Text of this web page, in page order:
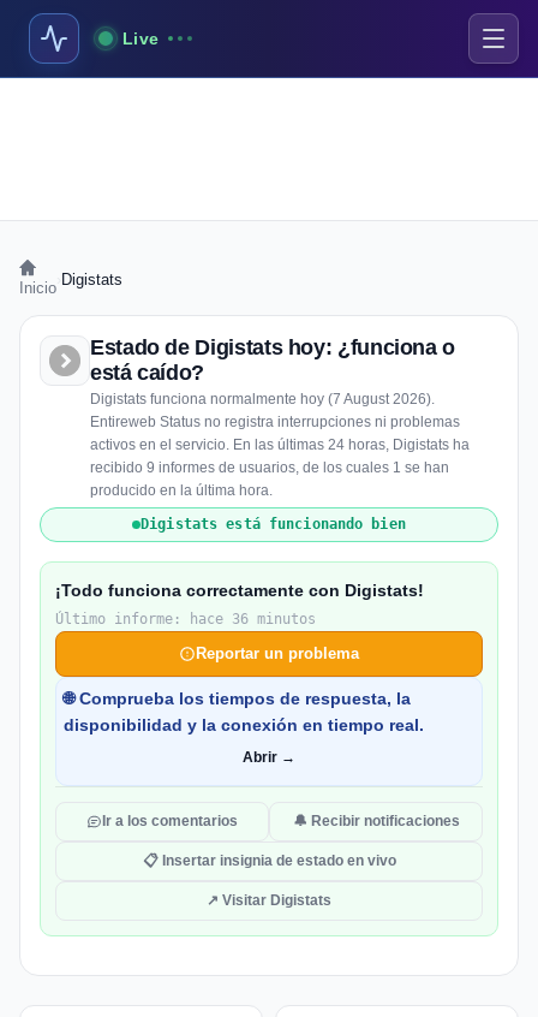
Live
Inicio Digistats
Estado de Digistats hoy: ¿funciona o
está caído?
Digistats funciona normalmente hoy (7 August 2026).
Entireweb Status no registra interrupciones ni problemas
activos en el servicio. En las últimas 24 horas, Digistats ha
recibido 9 informes de usuarios, de los cuales 1 se han
producido en la última hora.
Digistats está funcionando bien
¡Todo funciona correctamente con Digistats!
Último informe: hace 36 minutos
Reportar un problema
🌐 Comprueba los tiempos de respuesta, la
disponibilidad y la conexión en tiempo real.
Abrir →
Ir a los comentarios 🔔 Recibir notificaciones
📋 Insertar insignia de estado en vivo
↗ Visitar Digistats